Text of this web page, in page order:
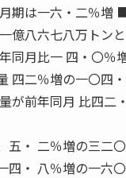
期は一六・二％
億八六七八万トンと
同月比一 四・〇％
四二％増の一〇
が前年同月 比四
・ 二％増の三二〇
・ 八％増の一六